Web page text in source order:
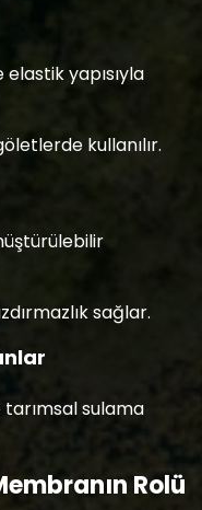
elastik yapısıyla
kullanılır.
sağlar.
tarımsal sulama
Rolü